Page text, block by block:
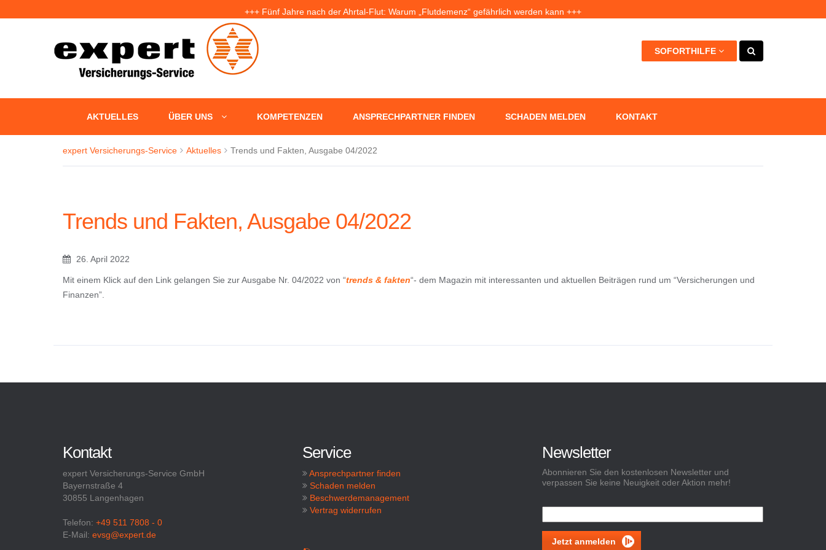
+++ Fünf Jahre nach der Ahrtal-Flut: Warum „Flutdemenz“ gefährlich werden kann +++
+++ Urlaub ohne Sorgen: Was Nachbarn dürfen – und wer bei Schäden haftet +++
SOFORTHILFE
AKTUELLES ÜBER UNS KOMPETENZEN ANSPRECHPARTNER FINDEN SCHADEN MELDEN KONTAKT
expert Versicherungs-Service Aktuelles Trends und Fakten, Ausgabe 04/2022
Trends und Fakten, Ausgabe 04/2022
26. April 2022
Mit einem Klick auf den Link gelangen Sie zur Ausgabe Nr. 04/2022 von “trends & fakten“- dem Magazin mit interessanten und aktuellen Beiträgen rund um “Versicherungen und
Finanzen”.
Kontakt
expert Versicherungs-Service GmbH
Bayernstraße 4
30855 Langenhagen
Telefon: +49 511 7808 - 0
E-Mail: evsg@expert.de
Service
Ansprechpartner finden
Schaden melden
Beschwerdemanagement
Vertrag widerrufen
Newsletter
Abonnieren Sie den kostenlosen Newsletter und
verpassen Sie keine Neuigkeit oder Aktion mehr!
Jetzt anmelden